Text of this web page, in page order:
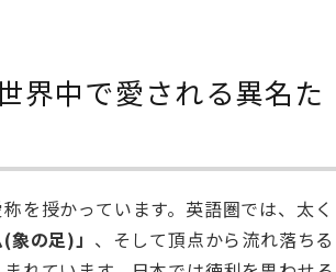
界中で愛される異名た
を授かっています。英語圏では、太く
象の足)」 、そして頂点から流れ落ちる